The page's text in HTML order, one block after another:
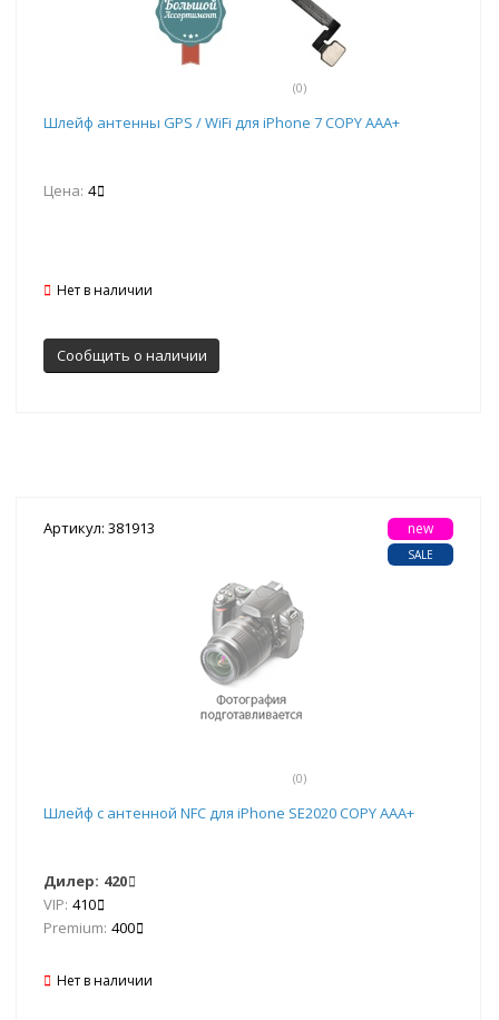
(0)
Шлейф антенны GPS / WiFi для iPhone 7 COPY AAA+
Цена: 4
Нет в наличии
Сообщить о наличии
Артикул: 381913
(0)
new
SALE
Шлейф с антенной NFC для iPhone SE2020 COPY AAA+
Дилер: 420
VIP: 410
Premium: 400
Нет в наличии